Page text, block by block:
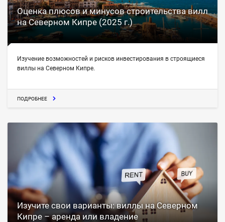
Оценка плюсов и минусов строительства вилл
на Северном Кипре (2025 г.)
Изучение возможностей и рисков инвестирования в строящиеся
виллы на Северном Кипре.
ПОДРОБНЕЕ
Изучите свои варианты: виллы на Северном
Кипре – аренда или владение